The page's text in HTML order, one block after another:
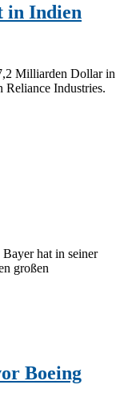
in Indien
Milliarden Dollar in
Reliance Industries.
hat in seiner
großen
Boeing